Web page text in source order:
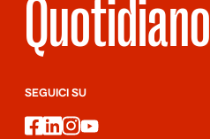
Quotidiano
SEGUICI SU
facebook
linkedin
instagram
youtube